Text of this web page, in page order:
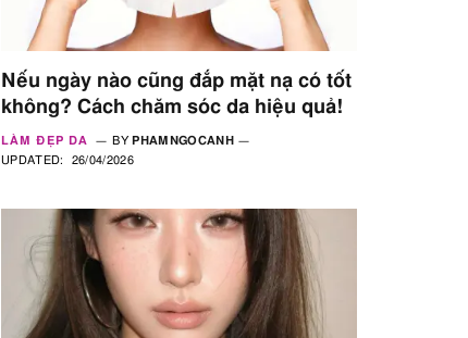
Nếu ngày nào cũng đắp mặt nạ có tốt
không? Cách chăm sóc da hiệu quả!
LÀM ĐẸP DA BY PHAMNGOCANH
UPDATED:
26/04/2026